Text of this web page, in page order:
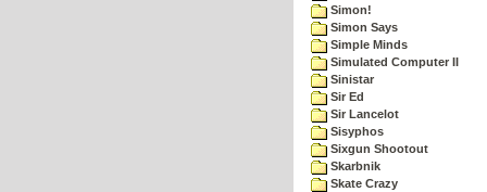
Simon!
Simon Says
Simple Minds
Simulated Computer II
Sinistar
Sir Ed
Sir Lancelot
Sisyphos
Sixgun Shootout
Skarbnik
Skate Crazy